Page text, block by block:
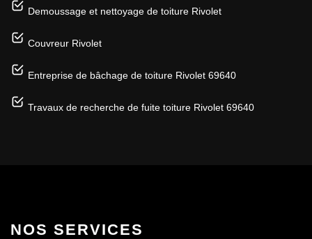
Demoussage et nettoyage de toiture Rivolet
Couvreur Rivolet
Entreprise de bâchage de toiture Rivolet 69640
Travaux de recherche de fuite toiture Rivolet 69640
NOS SERVICES